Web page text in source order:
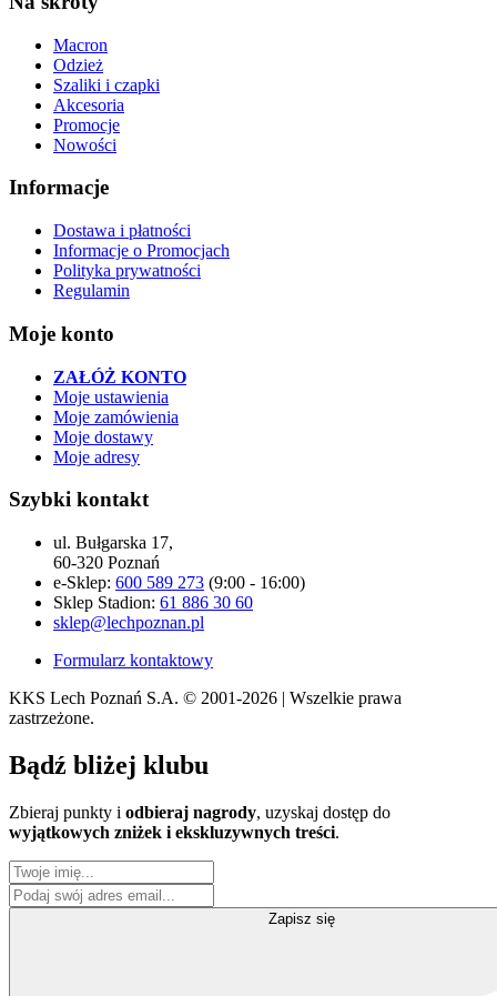
Macron
Odzież
Szaliki i czapki
Akcesoria
Promocje
Nowości
Informacje
Dostawa i płatności
Informacje o Promocjach
Polityka prywatności
Regulamin
Moje konto
ZAŁÓŻ KONTO
Moje ustawienia
Moje zamówienia
Moje dostawy
Moje adresy
Szybki kontakt
ul. Bułgarska 17,
60-320 Poznań
e-Sklep: 600 589 273 (9:00 - 16:00)
Sklep Stadion: 61 886 30 60
sklep@lechpoznan.pl
Formularz kontaktowy
KKS Lech Poznań S.A. © 2001-2026 | Wszelkie prawa
zastrzeżone.
Bądź bliżej klubu
Zbieraj punkty i odbieraj nagrody, uzyskaj dostęp do
wyjątkowych zniżek i ekskluzywnych treści.
Zapisz się